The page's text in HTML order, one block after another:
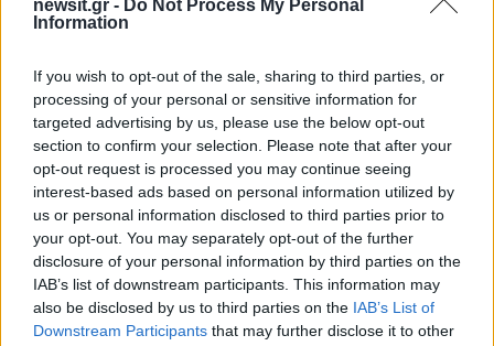
newsit.gr - Do Not Process My Personal
Information
If you wish to opt-out of the sale, sharing to third parties, or
processing of your personal or sensitive information for
targeted advertising by us, please use the below opt-out
section to confirm your selection. Please note that after your
opt-out request is processed you may continue seeing
interest-based ads based on personal information utilized by
us or personal information disclosed to third parties prior to
your opt-out. You may separately opt-out of the further
disclosure of your personal information by third parties on the
IAB’s list of downstream participants. This information may
also be disclosed by us to third parties on the IAB’s List of
Downstream Participants that may further disclose it to other
Η νίκη στη Eurovision ανοίγει νέους ορίζοντες
στην καριέρα της 27χρονης τραγουδίστριας.
Αυτό που προέχει για εκείνη είναι η ξεκούραση